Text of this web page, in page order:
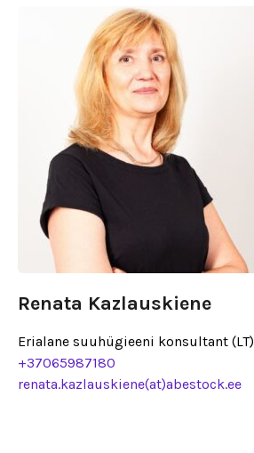
Renata Kazlauskiene
Erialane suuhügieeni konsultant (LT)
+37065987180
renata.kazlauskiene(at)abestock.ee